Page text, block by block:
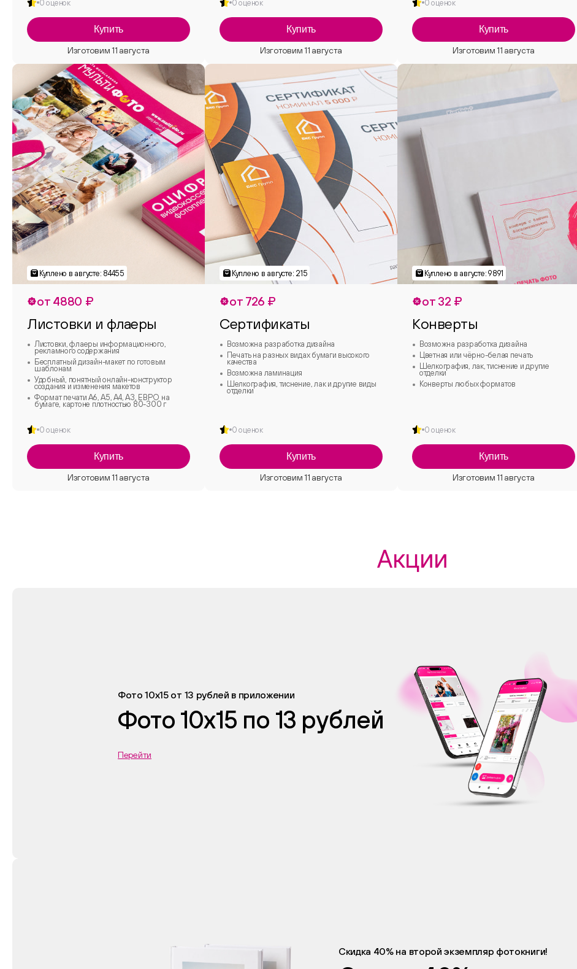
0 оценок
Купить
0 оценок
Купить
0 оценок
Купить
от 4880 ₽
Листовки и флаеры
Листовки, флаеры информационного,
рекламного содержания
Бесплатный дизайн-макет по готовым
шаблонам
Удобный, понятный онлайн-конструктор
создания и изменения макетов
Формат печати А6, А5, А4, А3, ЕВРО на
бумаге, картоне плотностью 80-300 г
0 оценок
Купить
от 726 ₽
Сертификаты
Возможна разработка дизайна
Печать на разных видах бумаги высокого
качества
Возможна ламинация
Шелкография, тиснение, лак и другие виды
отделки
0 оценок
Купить
от 32 ₽
Конверты
Возможна разработка дизайна
Цветная или чёрно-белая печать
Шелкография, лак, тиснение и другие
отделки
Конверты любых форматов
0 оценок
Купить
Акции
Фото 10х15 от 13 рублей в приложении
Фото 10х15 по 13 рублей
Перейти
Скидка 40% на второй экземпляр фотокниги!